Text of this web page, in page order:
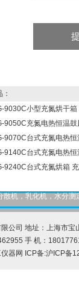
9030C小型充氮烘干箱
9050C充氮电热恒温鼓
9070C台式充氮电热恒
9140C台式充氮电热恒
9240C台式充氮烘箱
机，乳化机，水分
公司 地址：上海市宝
手 机：
器网 ICP备:沪ICP备